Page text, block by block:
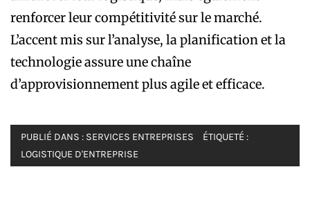
renforcer leur compétitivité sur le marché.
L’accent mis sur l’analyse, la planification et la
technologie assure une chaîne
d’approvisionnement plus agile et efficace.
PUBLIÉ DANS : SERVICES ENTREPRISES
ÉTIQUETÉ :
LOGISTIQUE D'ENTREPRISE